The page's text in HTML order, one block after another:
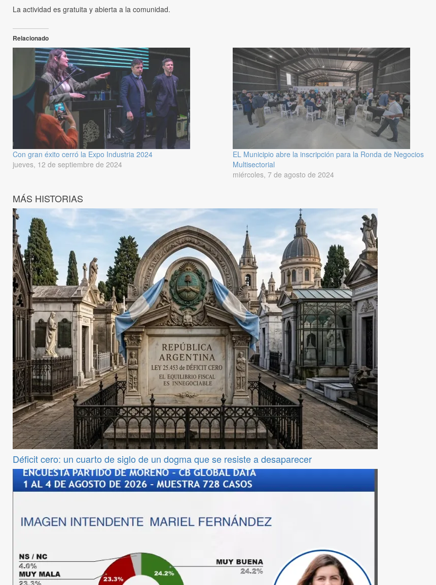
La actividad es gratuita y abierta a la comunidad.
Relacionado
Con gran éxito cerró la Expo Industria 2024
jueves, 12 de septiembre de 2024
EL Municipio abre la inscripción para la Ronda de Negocios
Multisectorial
miércoles, 7 de agosto de 2024
MÁS HISTORIAS
Déficit cero: un cuarto de siglo de un dogma que se resiste a desaparecer